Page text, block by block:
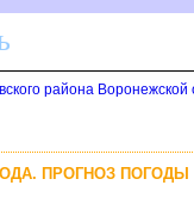
района
ПРОГНОЗ ПОГОДЫ